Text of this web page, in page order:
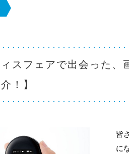
ィスフェアで出会った
！】
皆
に